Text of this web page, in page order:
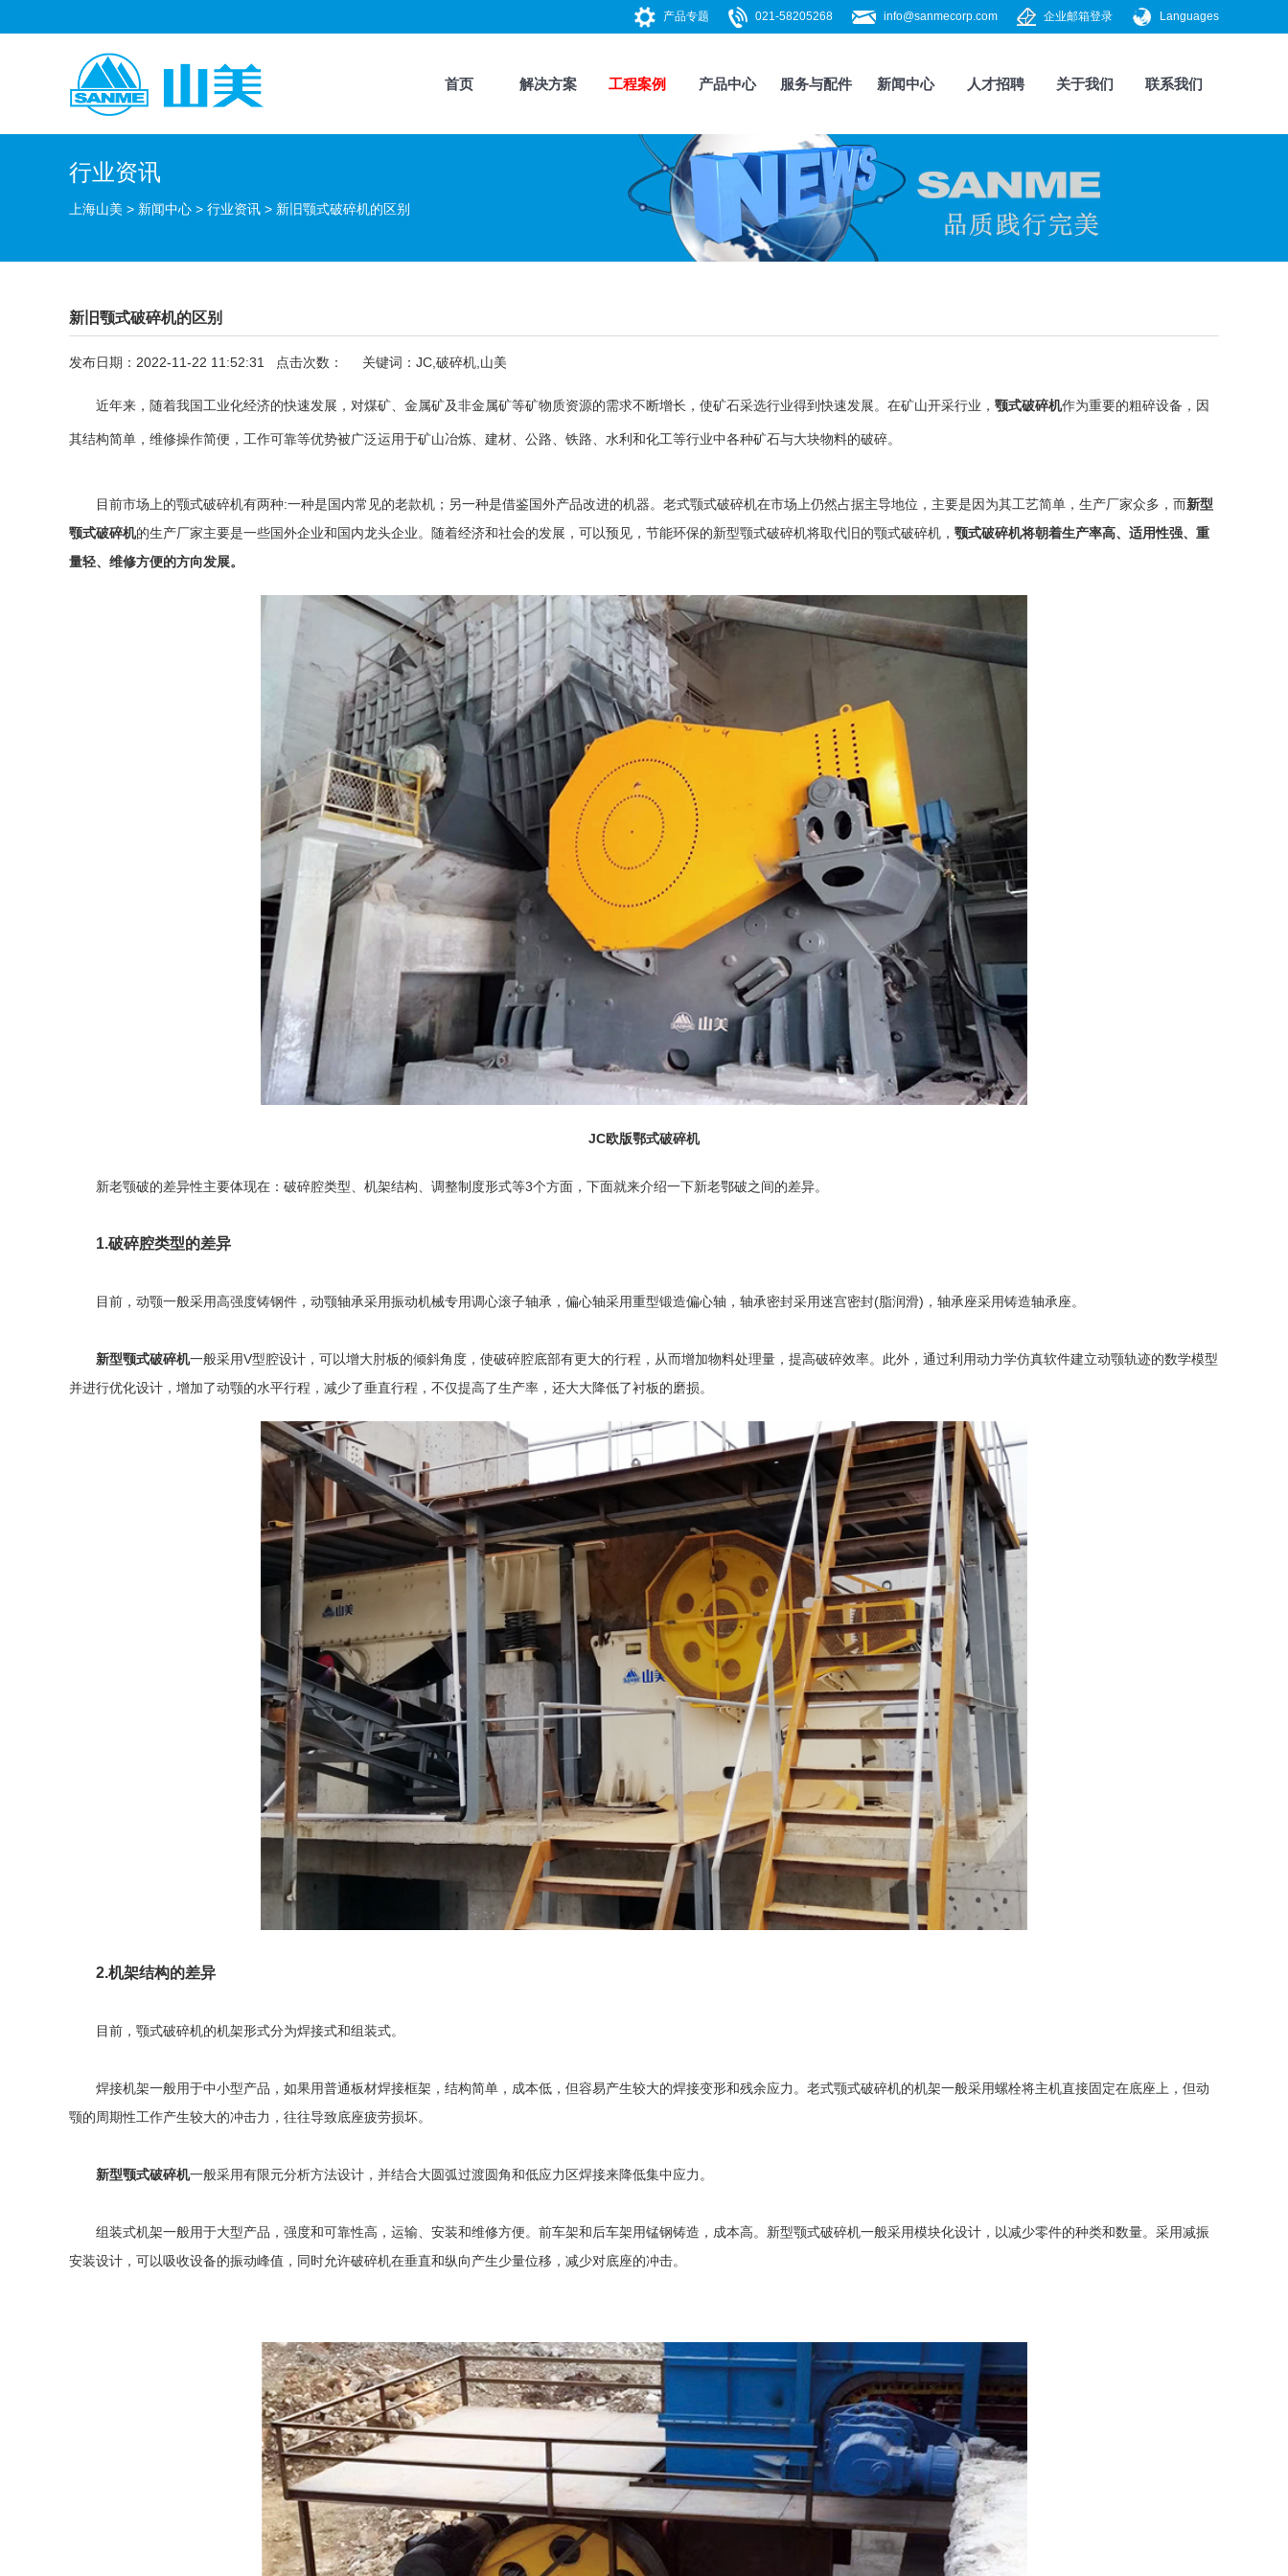
Languages
企业邮箱登录
info@sanmecorp.com
021-58205268
产品专题
首页 解决方案 工程案例 产品中心 服务与配件 新闻中心 人才招聘 关于我们 联系我们
行业资讯
上海山美 > 新闻中心 > 行业资讯 > 新旧颚式破碎机的区别
新旧颚式破碎机的区别
发布日期：2022-11-22 11:52:31 点击次数： 关键词：JC,破碎机,山美
近年来，随着我国工业化经济的快速发展，对煤矿、金属矿及非金属矿等矿物质资源的需求不断增长，使矿石采选行业得到快速发展。在矿山开采行业， 颚式破碎机作为重要的粗碎设备，因
其结构简单，维修操作简便，工作可靠等优势被广泛运用于矿山冶炼、建材、公路、铁路、水利和化工等行业中各种矿石与大块物料的破碎。
目前市场上的颚式破碎机有两种:一种是国内常见的老款机；另一种是借鉴国外产品改进的机器。老式颚式破碎机在市场上仍然占据主导地位，主要是因为其工艺简单，生产厂家众多，而新型
颚式破碎机的生产厂家主要是一些国外企业和国内龙头企业。随着经济和社会的发展，可以预见，节能环保的新型颚式破碎机将取代旧的颚式破碎机， 颚式破碎机将朝着生产率高、适用性强、重
量轻、维修方便的方向发展。
JC欧版鄂式破碎机
新老颚破的差异性主要体现在：破碎腔类型、机架结构、调整制度形式等3个方面，下面就来介绍一下新老鄂破之间的差异。
1.破碎腔类型的差异
目前，动颚一般采用高强度铸钢件，动颚轴承采用振动机械专用调心滚子轴承，偏心轴采用重型锻造偏心轴，轴承密封采用迷宫密封(脂润滑)，轴承座采用铸造轴承座。
新型颚式破碎机一般采用V型腔设计，可以增大肘板的倾斜角度，使破碎腔底部有更大的行程，从而增加物料处理量，提高破碎效率。此外，通过利用动力学仿真软件建立动颚轨迹的数学模型
并进行优化设计，增加了动颚的水平行程，减少了垂直行程，不仅提高了生产率，还大大降低了衬板的磨损。
2.机架结构的差异
目前，颚式破碎机的机架形式分为焊接式和组装式。
焊接机架一般用于中小型产品，如果用普通板材焊接框架，结构简单，成本低，但容易产生较大的焊接变形和残余应力。老式颚式破碎机的机架一般采用螺栓将主机直接固定在底座上，但动
颚的周期性工作产生较大的冲击力，往往导致底座疲劳损坏。
新型颚式破碎机一般采用有限元分析方法设计，并结合大圆弧过渡圆角和低应力区焊接来降低集中应力。
组装式机架一般用于大型产品，强度和可靠性高，运输、安装和维修方便。前车架和后车架用锰钢铸造，成本高。新型颚式破碎机一般采用模块化设计，以减少零件的种类和数量。采用减振
安装设计，可以吸收设备的振动峰值，同时允许破碎机在垂直和纵向产生少量位移，减少对底座的冲击。